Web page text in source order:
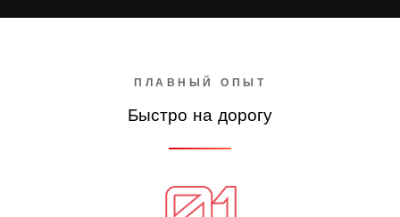
ПЛАВНЫЙ ОПЫТ
Быстро на дорогу